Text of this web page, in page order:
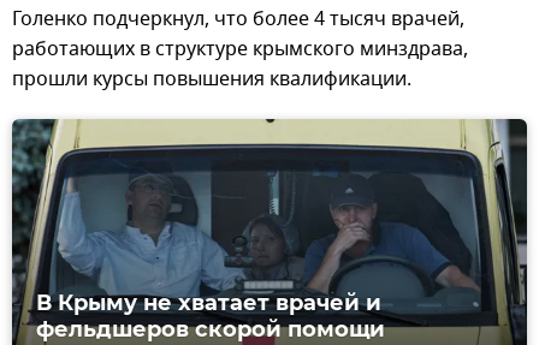
Голенко подчеркнул, что более 4 тысяч врачей,
работающих в структуре крымского минздрава,
прошли курсы повышения квалификации.
В Крыму не хватает врачей и
фельдшеров скорой помощи